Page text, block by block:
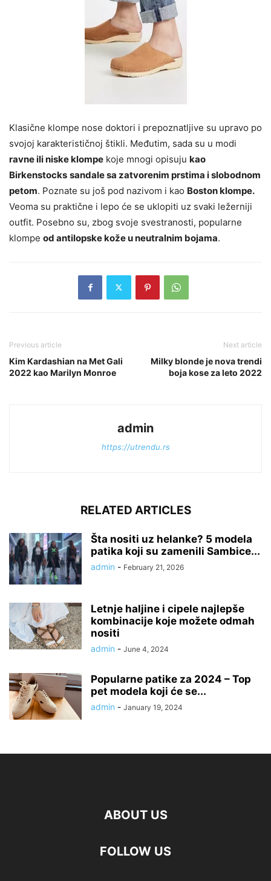
Klasične klompe nose doktori i prepoznatljive su upravo po
svojoj karakterističnoj štikli. Međutim, sada su u modi
ravne ili niske klompe koje mnogi opisuju kao
Birkenstocks sandale sa zatvorenim prstima i slobodnom
petom. Poznate su još pod nazivom i kao Boston klompe.
Veoma su praktične i lepo će se uklopiti uz svaki ležerniji
outfit. Posebno su, zbog svoje svestranosti, popularne
klompe od antilopske kože u neutralnim bojama.
Previous article
Kim Kardashian na Met Gali
2022 kao Marilyn Monroe
Next article
Milky blonde je nova trendi
boja kose za leto 2022
admin
https://utrendu.rs
RELATED ARTICLES
Šta nositi uz helanke? 5 modela
patika koji su zamenili Sambice...
admin - February 21, 2026
Letnje haljine i cipele najlepše
kombinacije koje možete odmah
nositi
admin - June 4, 2024
Popularne patike za 2024 – Top
pet modela koji će se...
admin - January 19, 2024
ABOUT US
FOLLOW US